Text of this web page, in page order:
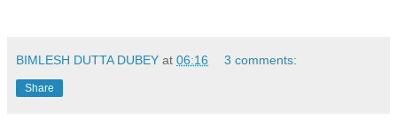
BIMLESH DUTTA DUBEY at 06:16 3 comments:
Share